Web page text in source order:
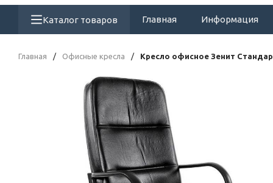
Каталог товаров Главная Информация
Главная / Офисные кресла / Кресло офисное Зенит